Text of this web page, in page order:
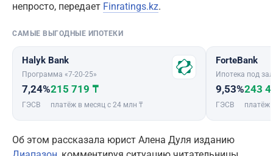
непросто, передает Finratings.kz.
САМЫЕ ВЫГОДНЫЕ ИПОТЕКИ
Halyk Bank
Программа «7-20-25»
7,24%
ГЭСВ
215 719 ₸
платёж в месяц с 24 млн ₸
ForteBank
Ипотека под
9,53%
ГЭСВ
243
платёж
Об этом рассказала юрист Алена Дуля изданию